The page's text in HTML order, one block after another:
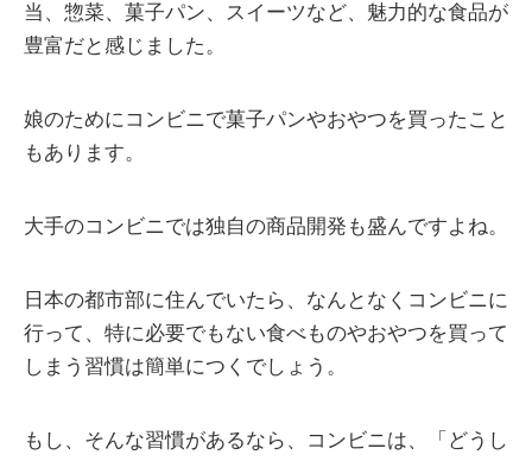
当、惣菜、菓子パン、スイーツなど、魅力的な食品が
豊富だと感じました。
娘のためにコンビニで菓子パンやおやつを買ったこと
もあります。
大手のコンビニでは独自の商品開発も盛んですよね。
日本の都市部に住んでいたら、なんとなくコンビニに
行って、特に必要でもない食べものやおやつを買って
しまう習慣は簡単につくでしょう。
もし、そんな習慣があるなら、コンビニは、「どうし